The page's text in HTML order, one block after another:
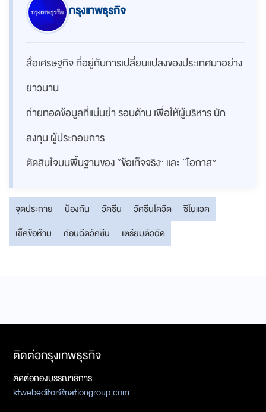
กรุงเทพธุรกิจ
สื่อเศรษฐกิจ ที่อยู่กับการเปลี่ยนแปลงของประเทศมาอย่าง
ยาวนาน
ถ่ายทอดข้อมูลที่แม่นยำ รอบด้าน เพื่อให้ผู้บริหาร นัก
ลงทุน ผู้ประกอบการ
ตัดสินใจบนพื้นฐานของ “ข้อเท็จจริง” และ “โอกาส”
จุดประกาย ป้องกัน วัคซีน วัคซีนโควิด
ซิโนแวค
เช็คข้อห้าม
ก่อนฉีดวัคซีน เตรียมตัวฉีด
ติดต่อกรุงเทพธุรกิจ
ติดต่อกองบรรณาธิการ
ktwebeditor@nationgroup.com